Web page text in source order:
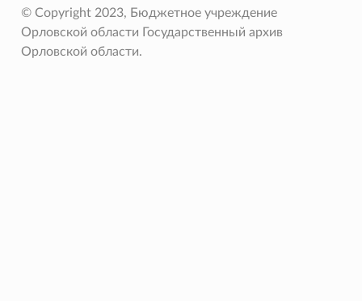
© Copyright 2023, Бюджетное учреждение
Орловской области Государственный архив
Орловской области.